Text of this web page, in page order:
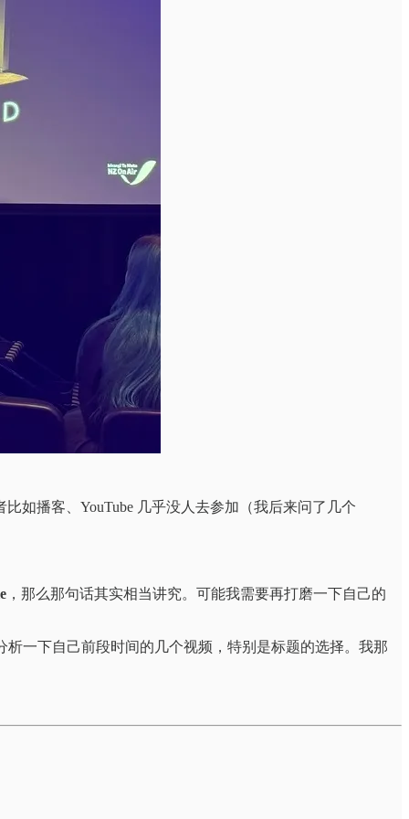
如播客、YouTube 几乎没人去参加（我后来问了几个
，那么那句话其实相当讲究。可能我需要再打磨一下自己的
一下自己前段时间的几个视频，特别是标题的选择。我那